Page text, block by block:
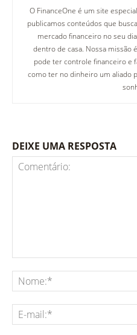
O FinanceOne é um site
publicamos conteúdos que
mercado financeiro no seu
dentro de casa. Nossa missão
pode ter controle financeiro e
como ter no dinheiro um aliado
DEIXE UMA RESPOSTA